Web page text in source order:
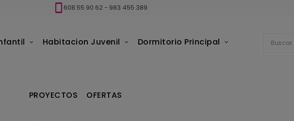
608 55 90 62 - 983 455 389
Habitacion Juvenil Dormitorio Principal
PROYECTOS OFERTAS